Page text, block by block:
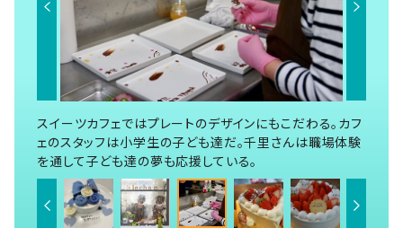
スイーツカフェではプレートのデザインにもこだわる。カフ
ェのスタッフは小学生の子ども達だ。千里さんは職場体験
を通して子ども達の夢も応援している。